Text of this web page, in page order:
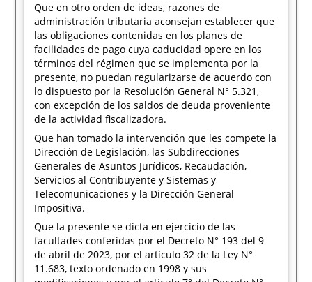
Que en otro orden de ideas, razones de
administración tributaria aconsejan establecer que
las obligaciones contenidas en los planes de
facilidades de pago cuya caducidad opere en los
términos del régimen que se implementa por la
presente, no puedan regularizarse de acuerdo con
lo dispuesto por la Resolución General N° 5.321,
con excepción de los saldos de deuda proveniente
de la actividad fiscalizadora.
Que han tomado la intervención que les compete la
Dirección de Legislación, las Subdirecciones
Generales de Asuntos Jurídicos, Recaudación,
Servicios al Contribuyente y Sistemas y
Telecomunicaciones y la Dirección General
Impositiva.
Que la presente se dicta en ejercicio de las
facultades conferidas por el Decreto N° 193 del 9
de abril de 2023, por el artículo 32 de la Ley N°
11.683, texto ordenado en 1998 y sus